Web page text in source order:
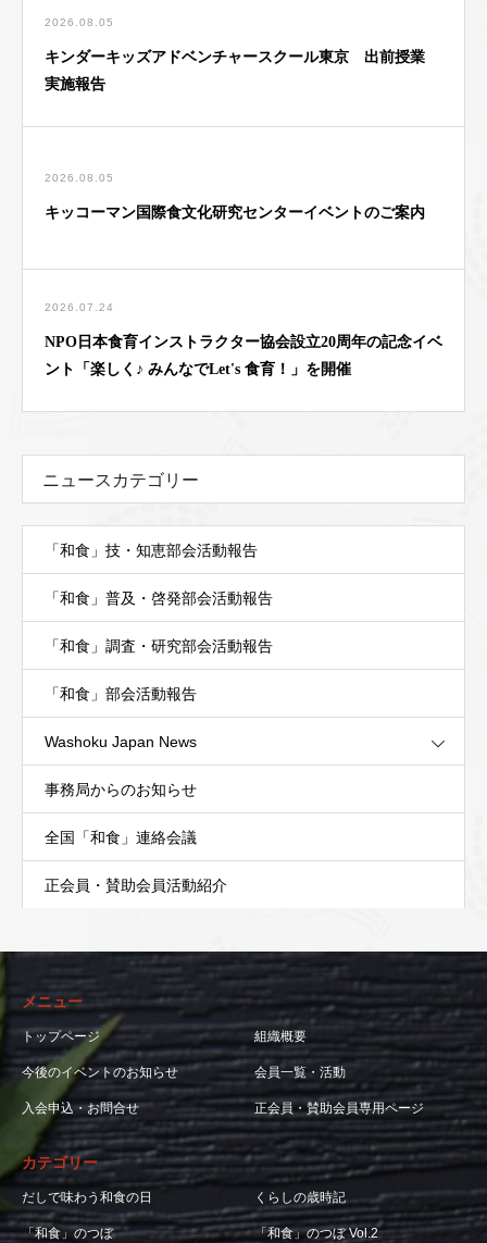
2026.08.05
キンダーキッズアドベンチャースクール東京 出前授業
実施報告
2026.08.05
キッコーマン国際食文化研究センターイベントのご案内
2026.07.24
NPO日本食育インストラクター協会設立20周年の記念イベ
ント「楽しく♪ みんなでLet's 食育！」を開催
ニュースカテゴリー
「和食」技・知恵部会活動報告
「和食」普及・啓発部会活動報告
「和食」調査・研究部会活動報告
「和食」部会活動報告
Washoku Japan News
事務局からのお知らせ
全国「和食」連絡会議
正会員・賛助会員活動紹介
メニュー
トップページ 組織概要
今後のイベントのお知らせ 会員一覧・活動
入会申込・お問合せ 正会員・賛助会員専用ページ
カテゴリー
だしで味わう和食の日 くらしの歳時記
「和食」のつぼ 「和食」のつぼ Vol.2